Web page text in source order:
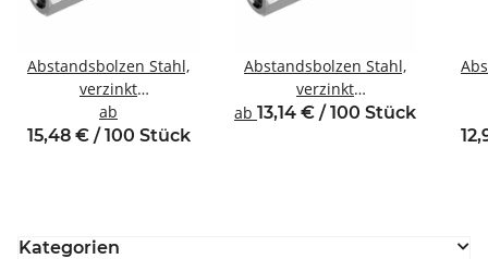
Abstandsbolzen Stahl,
verzinkt
Innen/Außengewinde
M5 SW8
ab
15,48 € / 100 Stück
Abstandsbolzen Stahl,
verzinkt
Innen/Außengewinde
ab 13,14 € / 100 Stück
Kategorien